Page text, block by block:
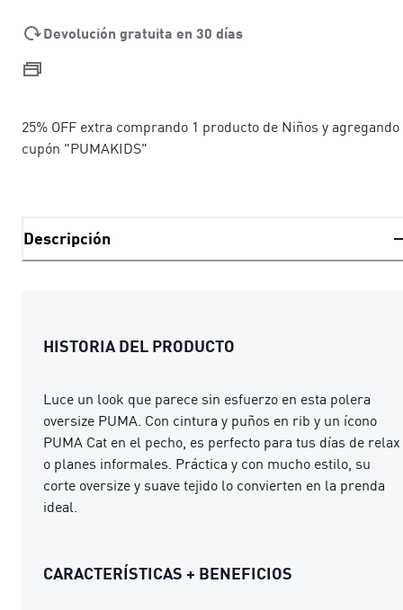
Devolución gratuita en 30 días
25% OFF extra comprando 1 producto de Niños y
cupón "PUMAKIDS"
Descripción
HISTORIA DEL PRODUCTO
Luce un look que parece sin esfuerzo en esta polera
oversize PUMA. Con cintura y puños en rib y un ícono
PUMA Cat en el pecho, es perfecto para tus días de relax
o planes informales. Práctica y con mucho estilo, su
corte oversize y suave tejido lo convierten en la prenda
ideal.
CARACTERÍSTICAS + BENEFICIOS